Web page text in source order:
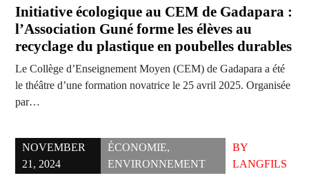
Initiative écologique au CEM de Gadapara :
l’Association Guné forme les élèves au
recyclage du plastique en poubelles durables
Le Collège d’Enseignement Moyen (CEM) de Gadapara a été
le théâtre d’une formation novatrice le 25 avril 2025. Organisée
par…
NOVEMBER
21, 2024
ÉCONOMIE,
ENVIRONNEMENT
BY
LANGFILS